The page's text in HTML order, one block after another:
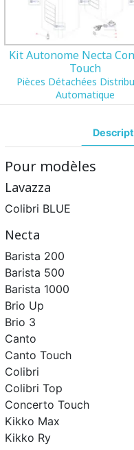
Kit Autonome Necta
Touch
Pièces Détachées
Automatique
Module Postérieur Necta
Pièces Détachées
Pour modèles
Lavazza
Colibri BLUE
Necta
Barista 200
Barista 500
Barista 1000
Brio Up
Brio 3
Canto
Canto Touch
Colibri
Colibri Top
Concerto Touch
Kikko Max
Kikko Ry